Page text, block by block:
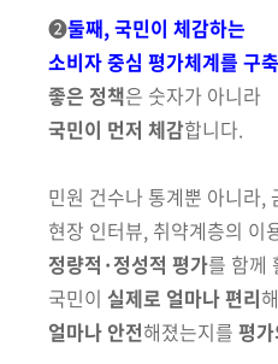
➋둘째, 국민이 체감하는
소비자 중심 평가체계를 구
좋은 정책은 숫자가 아니라
국민이 먼저 체감합니다.
민원 건수나 통계뿐 아니라,
현장 인터뷰, 취약계층의 이
정량적·정성적 평가를 함께
국민이 실제로 얼마나 편리
얼마나 안전해졌는지를 평